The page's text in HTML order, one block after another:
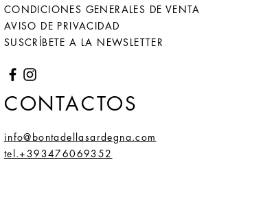
CONDICIONES GENERALES DE VENTA
AVISO DE PRIVACIDAD
SUSCRÍBETE A LA NEWSLETTER
CONTACTOS
info@bontadellasardegna.com
tel.+393476069352